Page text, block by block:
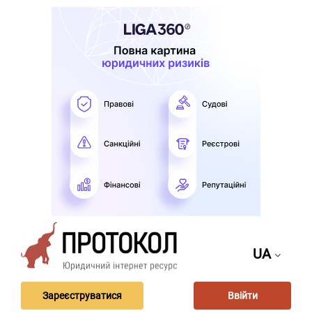
UA
Зареєструватися Ввійти